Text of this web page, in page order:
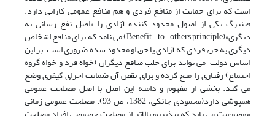
است که برای حمایت از منافع فردی و هم منافع عمومی کارایی دارد.
فینبرگ یکی از اصول محدود کننده آزادی را «اصل نفع رسانی به
دیگری»(Benefit- to- others principle) می نامد که برای منافع اشخاص
دیگری به جزء فردی که آزادی یا حق او محدود شده ضروری است. بر این
اساس دولت می تواند برای جلب منافع دیگران (خواه فرد و خواه گروه
اجتماع) رفتاری را منع کرده و برای نقض آن ضمانت اجرای کیفری وضع
می کند. بخشی از مفهوم و دامنه این اصل با اصل مصلحت عمومی
همپوشی دارد(محمودی جانکی، 1382، ص 93). مصلحت عمومی زمانی